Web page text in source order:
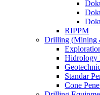
RIPPM
Drilling (Mining
Hidrology
Standar
Cone